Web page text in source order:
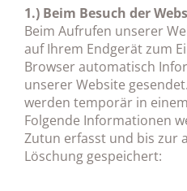
1.) Beim Besuch der
Beim Aufrufen unserer
auf Ihrem Endgerät zum
Browser automatisch
unserer Website
werden temporär in
Folgende Informationen
Zutun erfasst und bis zur
Löschung gespeichert: